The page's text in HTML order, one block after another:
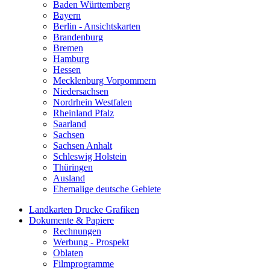
Baden Württemberg
Bayern
Berlin - Ansichtskarten
Brandenburg
Bremen
Hamburg
Hessen
Mecklenburg Vorpommern
Niedersachsen
Nordrhein Westfalen
Rheinland Pfalz
Saarland
Sachsen
Sachsen Anhalt
Schleswig Holstein
Thüringen
Ausland
Ehemalige deutsche Gebiete
Landkarten Drucke Grafiken
Dokumente & Papiere
Rechnungen
Werbung - Prospekt
Oblaten
Filmprogramme